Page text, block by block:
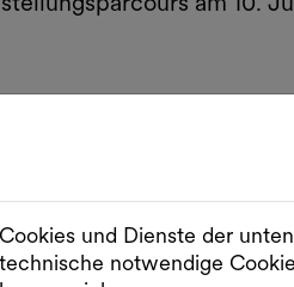
Kombination aus
Feinschmecker an.
und Kreativität
zu automatisieren
und Dienste der
notwendige